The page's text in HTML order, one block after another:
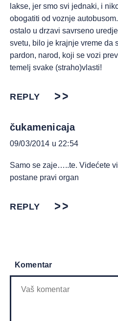
lakse, jer smo svi jednaki, i
obogatiti od voznje
ostalo u drzavi savrseno
svetu, bilo je krajnje vreme da
pardon, narod, koji se vozi
temelj svake (straho)vlasti!
REPLY
čukamenicaja
09/03/2014 u 22:54
Samo se zaje…..te. Videćete
postane pravi organ
REPLY
Komentar